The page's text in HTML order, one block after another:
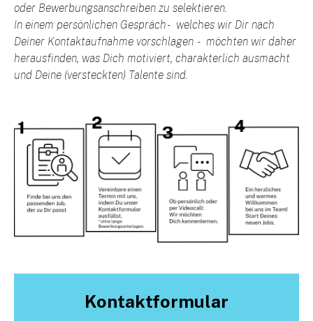
oder Bewerbungsanschreiben zu selektieren.
In einem persönlichen Gespräch - welches wir Dir nach
Deiner Kontaktaufnahme vorschlagen - möchten wir daher
herausfinden, was Dich motiviert, charakterlich ausmacht
und Deine (versteckten) Talente sind.
Kontaktformular